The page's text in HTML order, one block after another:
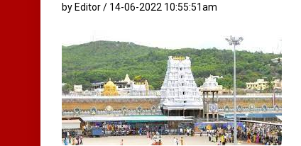
by Editor / 14-06-2022 10:55:51am